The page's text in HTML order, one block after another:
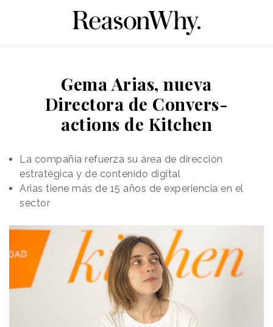
Gema Arias, nueva
Directora de Convers-
actions de Kitchen
La compañía refuerza su área de dirección
estratégica y de contenido digital
Arias tiene más de 15 años de experiencia en el
sector